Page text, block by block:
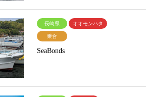
長崎県 オオモンハタ
乗合
SeaBonds